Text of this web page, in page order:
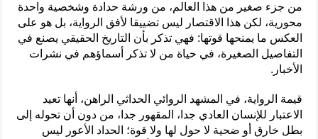
من جزء صغير من هذا العالم، من ورشة حدادة وشخصية واحدة
محورية، لكن هذا الاقتصار ليس تضييقا لأفق الرواية، بل هو على
العكس ما يمنحها قوتها: فهي تذكر بأن التاريخ الحقيقي يصنع في
التفاصيل الصغيرة، في حياة من لا تذكر أسماؤهم في نشرات
الأخبار.
قيمة الرواية، في المشهد الروائي الحداثي الراهن، أنها تعيد
الاعتبار للإنسان العادي جدا، المقهور جدا، من دون أن تحوله إلى
بطل خارق أو ضحية لا حول لها ولا قوة؛ الحداد الأعور ليس